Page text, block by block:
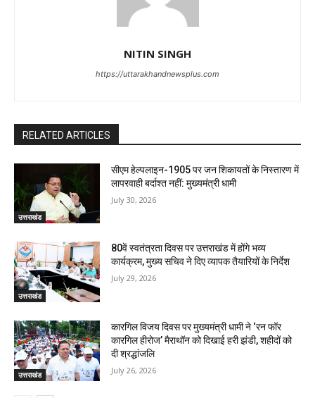
NITIN SINGH
https://uttarakhandnewsplus.com
RELATED ARTICLES
उत्तराखंड
सीएम हेल्पलाइन-1905 पर जन शिकायतों के निस्तारण में
लापरवाही बर्दाश्त नहीं: मुख्यमंत्री धामी
July 30, 2026
उत्तराखंड
80वें स्वतंत्रता दिवस पर उत्तराखंड में होंगे भव्य
कार्यक्रम, मुख्य सचिव ने दिए व्यापक तैयारियों के निर्देश
July 29, 2026
उत्तराखंड
कारगिल विजय दिवस पर मुख्यमंत्री धामी ने ‘रन फॉर
कारगिल हीरोज’ मैराथॉन को दिखाई हरी झंडी, शहीदों को
दी श्रद्धांजलि
July 26, 2026